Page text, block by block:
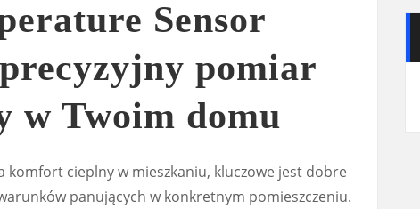
Sensor
pomiar
w Twoim domu
komfort cieplny w mieszkaniu, kluczowe jest dobre
panujących w konkretnym pomieszczeniu.